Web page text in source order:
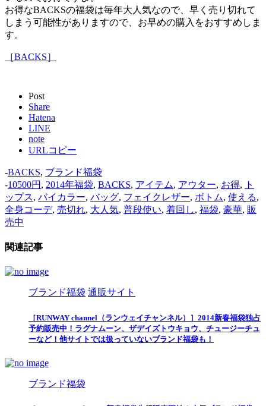
お得なBACKSの福袋は毎年大人気なので、早く売り切れて
しまう可能性がありますので、お早めの購入をおすすめしま
す。
［BACKS］
Post
Share
Hatena
LINE
note
URLコピー
-BACKS, ブランド福袋
-10500円 , 2014年福袋, BACKS, アイテム, アウター, お得,
ト
ップス, バイカラー, バッグ, フェイクレザー, ボトム, 使える,
全身コーデ, 売切れ, 大人気, 普段使い, 着回し, 福袋, 豪華, 販
売中
関連記事
ブランド福袋 通販サイト
［RUNWAY channel（ランウェイチャンネル）］2014新春福袋独占
予約販売中！ラグナムーン、ザデイズトウキョウ、チュージーチュ
ーなど！他サイトでは扱っていないブランド福袋も！
ブランド福袋